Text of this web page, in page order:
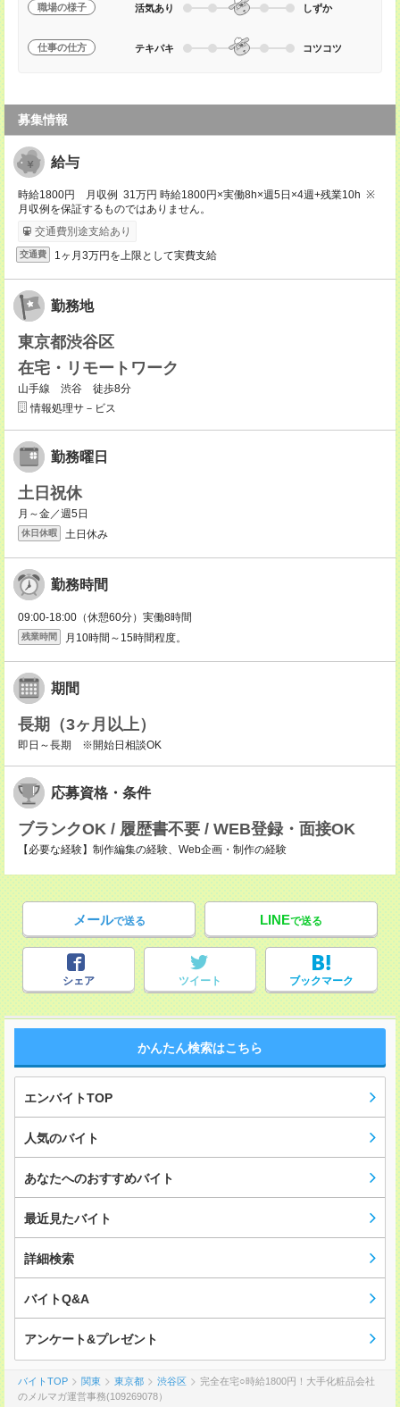
職場の様子 活気あり しずか
仕事の仕方 テキパキ コツコツ
募集情報
給与
時給1800円 月収例 31万円 時給1800円×実働8h×週5日×4週+残業10h ※
月収例を保証するものではありません。
交通費別途支給あり
交通費 1ヶ月3万円を上限として実費支給
勤務地
東京都渋谷区
在宅・リモートワーク
山手線 渋谷 徒歩8分
情報処理サ－ビス
勤務曜日
土日祝休
月～金／週5日
休日休暇 土日休み
勤務時間
09:00-18:00（休憩60分）実働8時間
残業時間 月10時間～15時間程度。
期間
長期（3ヶ月以上）
即日～長期 ※開始日相談OK
応募資格・条件
ブランクOK / 履歴書不要 / WEB登録・面接OK
【必要な経験】制作編集の経験、Web企画・制作の経験
メールで送る LINEで送る
シェア ツイート ブックマーク
かんたん検索はこちら
エンバイトTOP
人気のバイト
あなたへのおすすめバイト
最近見たバイト
詳細検索
バイトQ&A
アンケート&プレゼント
バイトTOP 関東 東京都 渋谷区
完全在宅○時給1800円！大手化粧品会社
のメルマガ運営事務(109269078）